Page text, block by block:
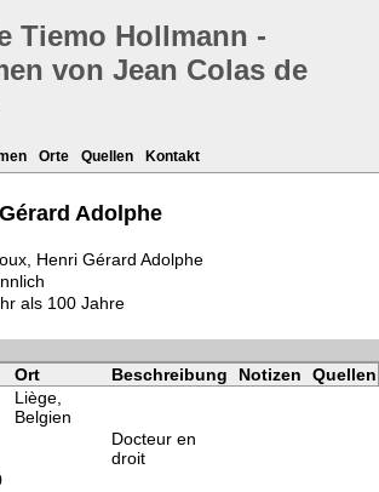
Tiemo Hollmann -
von Jean Colas de
Orte Quellen Kontakt
Adolphe
Henri Gérard Adolphe
als 100 Jahre
Ort Beschreibung Notizen
Quellen
Liège,
Belgien
Docteur en
droit